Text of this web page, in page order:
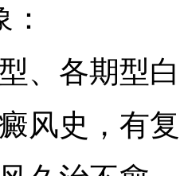
各期型白
史，有复